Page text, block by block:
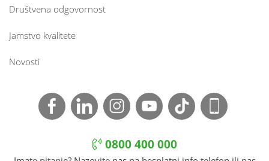
Društvena odgovornost
Jamstvo kvalitete
Novosti
0800 400 000